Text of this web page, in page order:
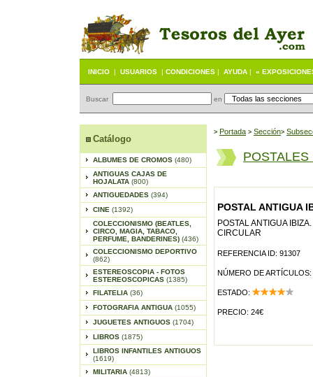
INICIO | USUARIOS | CONDICIONES | AYUDA | «
Buscar en
Catálogo
ALBUMES DE CROMOS (480)
ANTIGUAS CAJAS DE
HOJALATA (800)
ANTIGUEDADES (394)
CINE (1392)
COLECCIONISMO (BEATLES,
CIRCO, MAGIA, TABACO,
PERFUME, BANDERINES) (436)
COLECCIONISMO DEPORTIVO
(862)
ESTEREOSCOPIA - FOTOS
ESTEREOSCOPICAS (1385)
FILATELIA (36)
FOTOGRAFIA ANTIGUA (1055)
JUGUETES ANTIGUOS (1704)
LIBROS (1875)
LIBROS INFANTILES ANTIGUOS
(1619)
MILITARIA (4813)
> Portada > Sección>
POSTALES
POSTAL ANTIGUA
POSTAL ANTIGUA
CIRCULAR
REFERENCIA ID: 91307
NÚMERO DE ARTÍCULOS:
ESTADO:
PRECIO: 24€